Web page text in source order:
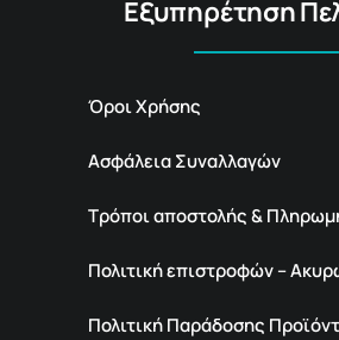
Εξυπηρέτηση
Όροι Χρήσης
Ασφάλεια Συναλλαγών
Τρόποι αποστολής &
Πολιτική επιστροφών –
Πολιτική Παράδοσης